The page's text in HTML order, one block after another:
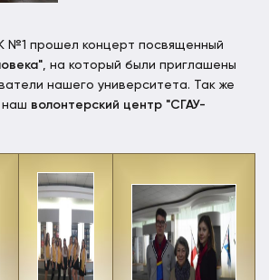
№1 прошел концерт посвященный
, на который были приглашены
нашего университета. Так же
наш волонтерский центр "СГАУ-